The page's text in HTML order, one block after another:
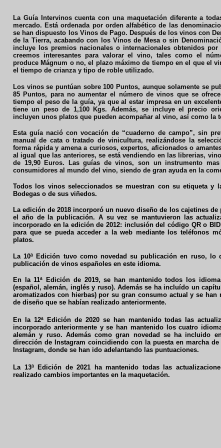
La Guía Intervinos cuenta con una maquetación diferente a
mercado. Está ordenada por orden alfabético de las
se han dispuesto los Vinos de Pago. Después de los vinos con
de la Tierra, acabando con los Vinos de Mesa o sin Denominaci
incluye los premios nacionales o internacionales obtenidos
creemos interesantes para valorar el vino, tales como el
produce Mágnum o no, el plazo máximo de tiempo en el que el
el tiempo de crianza y tipo de roble utilizado.
Los vinos se puntúan sobre 100 Puntos, aunque solamente se
85 Puntos, para no aumentar el número de vinos que se
tiempo el peso de la guía, ya que al estar impresa en un
tiene un peso de 1,100 Kgs. Además, se incluye el precio
incluyen unos platos que pueden acompañar al vino, así como la
Esta guía nació con vocación de “cuaderno de campo”, sin
manual de cata o tratado de vinicultura, realizándose la
forma rápida y amena a curiosos, expertos, aficionados o
al igual que las anteriores, se está vendiendo en las librerias,
de 19,90 Euros. Las guías de vinos, son un instrumento
consumidores al mundo del vino, siendo de gran ayuda en la
Todos los vinos seleccionados se muestran con su etiqueta y
Bodegas o de sus viñedos.
La edición de 2018 incorporó un nuevo diseño de los cajetines
el año de la publicación. A su vez se mantuvieron las
incorporado en la edición de 2012: inclusión del código QR o
para que se pueda acceder a la web mediante los teléfonos
platos.
La 10ª Edición tuvo como novedad su publicación en ruso, lo
publicación de vinos españoles en este idioma.
En la 11ª Edición de 2019, se han mantenido todos los
(español, alemán, inglés y ruso). Además se ha incluído un
aromatizados con hierbas) por su gran consumo actual y se han
de diseño que se habían realizado anteriormente.
En la 12ª Edición de 2020 se han mantenido todas las
incorporado anteriormente y se han mantenido los cuatro
alemán y ruso. Además como gran novedad se ha incluido
dirección de Instagram coincidiendo con la puesta en marcha
Instagram, donde se han ido adelantando las puntuaciones.
La 13ª Edición de 2021 ha mantenido todas las
realizado cambios importantes en la maquetación.